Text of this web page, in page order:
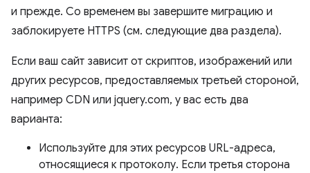
и прежде. Со временем вы завершите миграцию и
заблокируете HTTPS (см. следующие два раздела).
Если ваш сайт зависит от скриптов, изображений или
других ресурсов, предоставляемых третьей стороной,
например CDN или jquery.com, у вас есть два
варианта:
Используйте для этих ресурсов URL-адреса,
относящиеся к протоколу. Если третья сторона